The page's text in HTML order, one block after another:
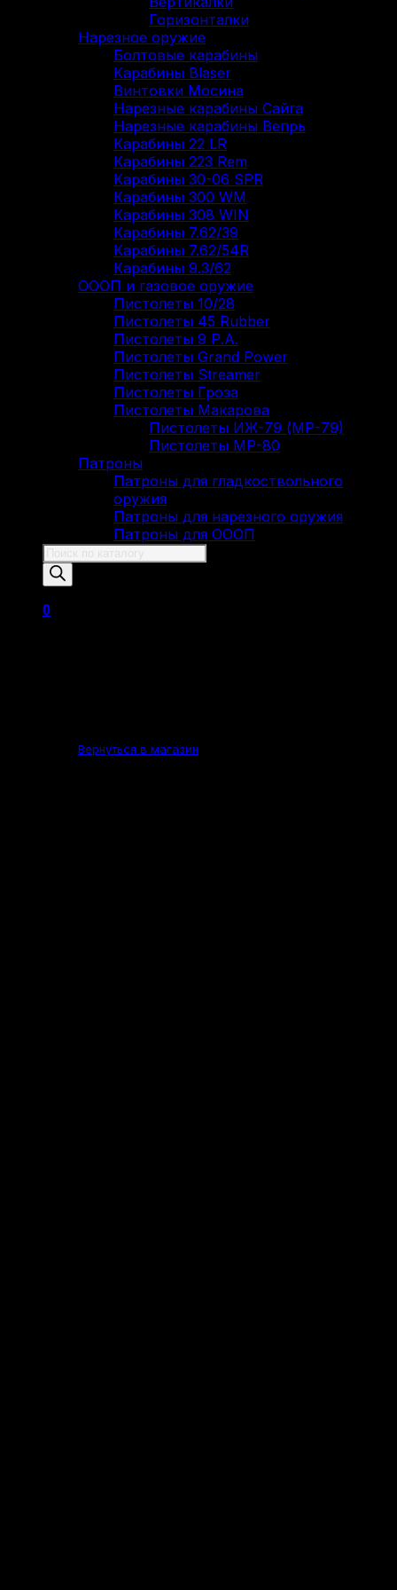
Горизонталки
Нарезное оружие
Болтовые карабины
Карабины Blaser
Винтовки Мосина
Нарезные карабины Сайга
Нарезные карабины Вепрь
Карабины 22 LR
Карабины 223 Rem
Карабины 30-06 SPR
Карабины 300 WM
Карабины 308 WIN
Карабины 7.62/39
Карабины 7.62/54R
Карабины 9.3/62
ОООП и газовое оружие
Пистолеты 10/28
Пистолеты 45 Rubber
Пистолеты 9 Р.А.
Пистолеты Grand Power
Пистолеты Streamer
Пистолеты Гроза
Пистолеты Макарова
Пистолеты ИЖ-79 (МР-79)
Пистолеты МР-80
Патроны
Патроны для гладкоствольного
оружия
Патроны для нарезного оружия
Патроны для ОООП
Поиск
товаров
0
Вернуться в магазин